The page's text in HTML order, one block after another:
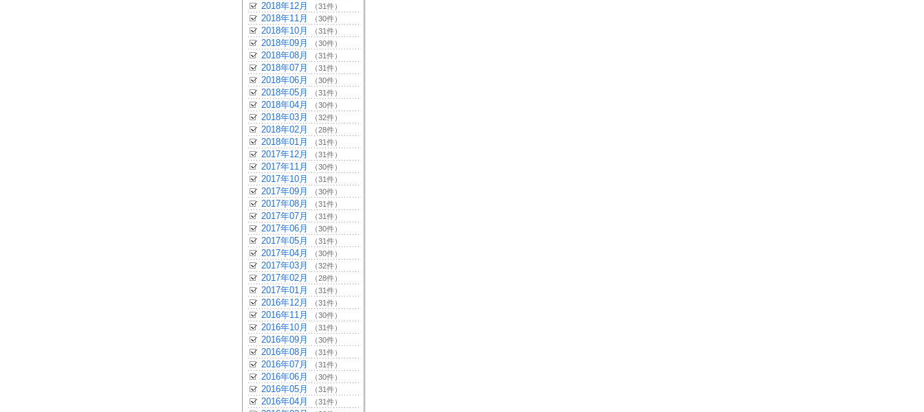
2018年12月 （31件）
2018年11月 （30件）
2018年10月 （31件）
2018年09月 （30件）
2018年08月 （31件）
2018年07月 （31件）
2018年06月 （30件）
2018年05月 （31件）
2018年04月 （30件）
2018年03月 （32件）
2018年02月 （28件）
2018年01月 （31件）
2017年12月 （31件）
2017年11月 （30件）
2017年10月 （31件）
2017年09月 （30件）
2017年08月 （31件）
2017年07月 （31件）
2017年06月 （30件）
2017年05月 （31件）
2017年04月 （30件）
2017年03月 （32件）
2017年02月 （28件）
2017年01月 （31件）
2016年12月 （31件）
2016年11月 （30件）
2016年10月 （31件）
2016年09月 （30件）
2016年08月 （31件）
2016年07月 （31件）
2016年06月 （30件）
2016年05月 （31件）
2016年04月 （31件）